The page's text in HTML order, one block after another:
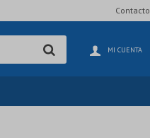
Contacto